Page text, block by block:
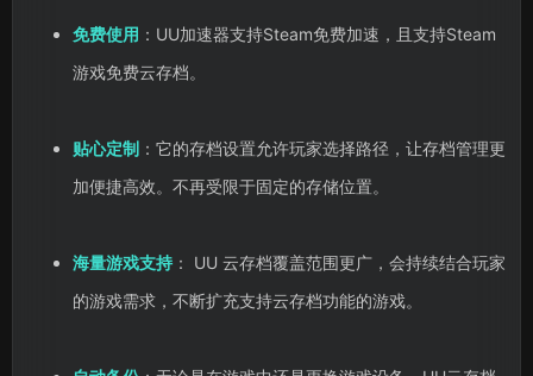
免费使用 ：UU加速器支持Steam免费加速，且支持Steam
游戏免费云存档。
贴心定制 ：它的存档设置允许玩家选择路径，让存档管理更
加便捷高效。不再受限于固定的存储位置。
海量游戏支持 ： UU 云存档覆盖范围更广，会持续结合玩家
的游戏需求，不断扩充支持云存档功能的游戏。